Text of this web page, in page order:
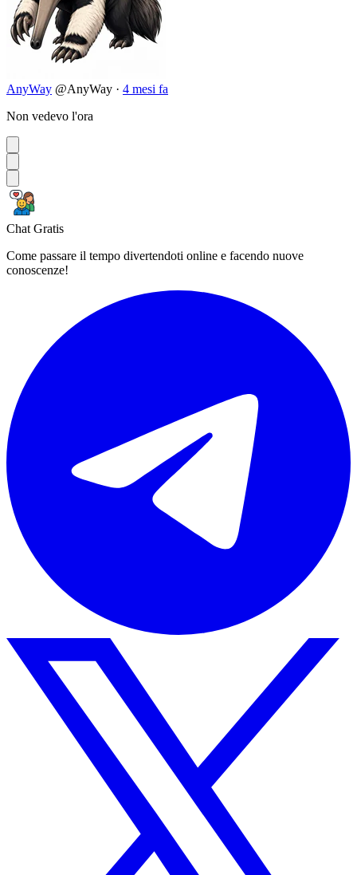
AnyWay @AnyWay · 4 mesi fa
Non vedevo l'ora
Chat Gratis
Come passare il tempo divertendoti online e facendo nuove
conoscenze!